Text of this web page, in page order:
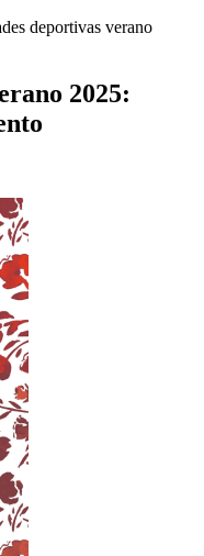
deportivas verano
2025: